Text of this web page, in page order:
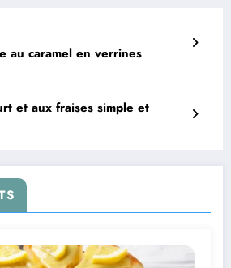
au caramel en verrines
et aux fraises simple et